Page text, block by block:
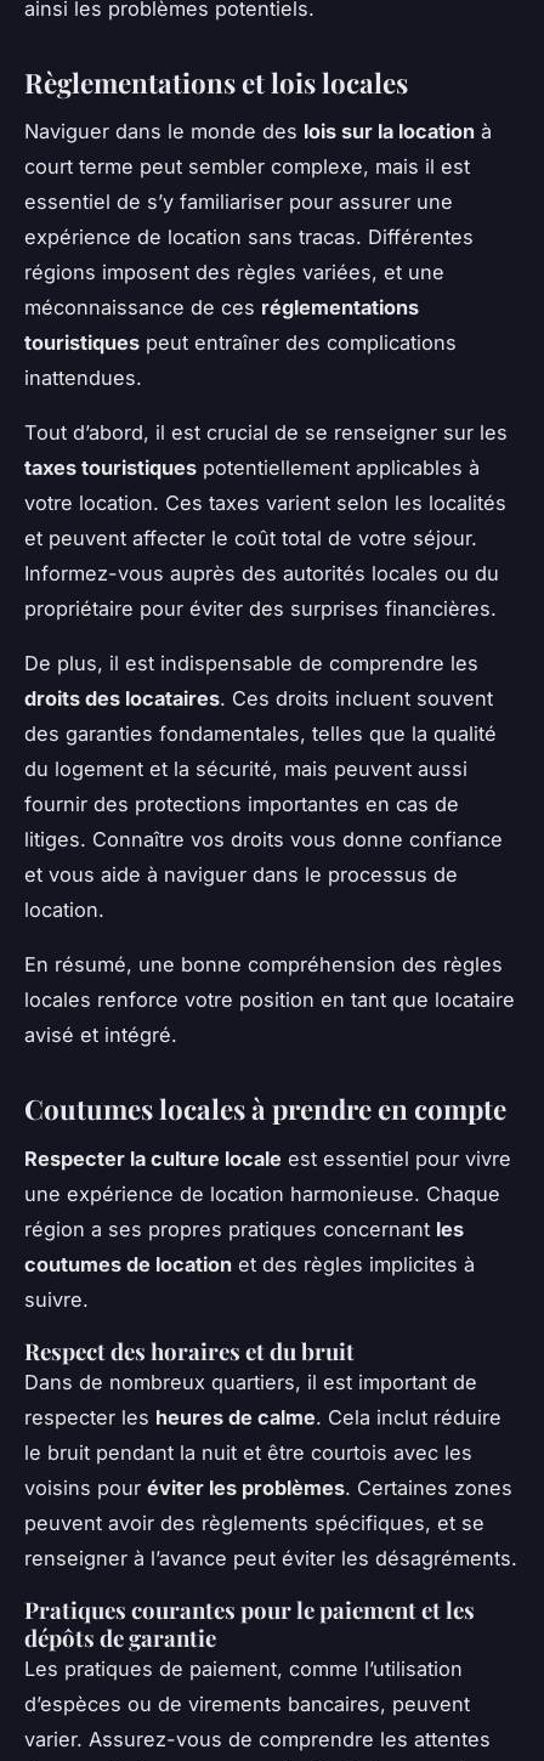
ainsi les problèmes potentiels.
Règlementations et lois locales
Naviguer dans le monde des lois sur la location à
court terme peut sembler complexe, mais il est
essentiel de s’y familiariser pour assurer une
expérience de location sans tracas. Différentes
régions imposent des règles variées, et une
méconnaissance de ces réglementations
touristiques peut entraîner des complications
inattendues.
Tout d’abord, il est crucial de se renseigner sur les
taxes touristiques potentiellement applicables à
votre location. Ces taxes varient selon les localités
et peuvent affecter le coût total de votre séjour.
Informez-vous auprès des autorités locales ou du
propriétaire pour éviter des surprises financières.
De plus, il est indispensable de comprendre les
droits des locataires. Ces droits incluent souvent
des garanties fondamentales, telles que la qualité
du logement et la sécurité, mais peuvent aussi
fournir des protections importantes en cas de
litiges. Connaître vos droits vous donne confiance
et vous aide à naviguer dans le processus de
location.
En résumé, une bonne compréhension des règles
locales renforce votre position en tant que locataire
avisé et intégré.
Coutumes locales à prendre en compte
Respecter la culture locale est essentiel pour vivre
une expérience de location harmonieuse. Chaque
région a ses propres pratiques concernant les
coutumes de location et des règles implicites à
suivre.
Respect des horaires et du bruit
Dans de nombreux quartiers, il est important de
respecter les heures de calme. Cela inclut réduire
le bruit pendant la nuit et être courtois avec les
voisins pour éviter les problèmes. Certaines zones
peuvent avoir des règlements spécifiques, et se
renseigner à l’avance peut éviter les désagréments.
Pratiques courantes pour le paiement et les
dépôts de garantie
Les pratiques de paiement, comme l’utilisation
d’espèces ou de virements bancaires, peuvent
varier. Assurez-vous de comprendre les attentes